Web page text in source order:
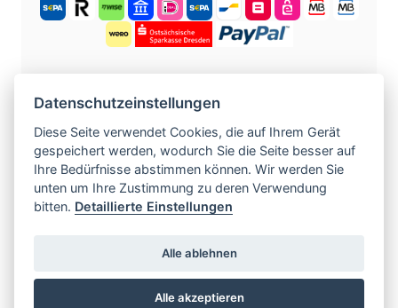
©2004 -2026tschechische-traumfrauen.de.
Alle Rechte vorbehalten.
KOSTENLOS ANMELDEN
www.europska-zoznamka.sk
seznamka.cz|www.loveineurope.eu|
Datenschutzeinstellungen
Diese Seite verwendet Cookies, die auf Ihrem Gerät
gespeichert werden, wodurch Sie die Seite besser auf
Ihre Bedürfnisse abstimmen können. Wir werden Sie
unten um Ihre Zustimmung zu deren Verwendung
bitten. Detaillierte Einstellungen
Alle ablehnen
Alle akzeptieren